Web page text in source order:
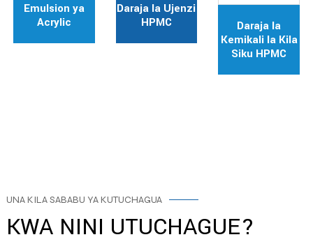
Emulsion ya
Acrylic
Daraja la Ujenzi
HPMC
Daraja la
Kemikali la Kila
Siku HPMC
UNA KILA SABABU YA KUTUCHAGUA
KWA NINI UTUCHAGUE?